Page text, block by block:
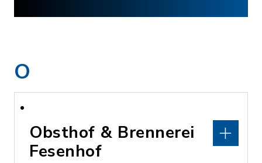
O
Obsthof & Brennerei
Fesenhof